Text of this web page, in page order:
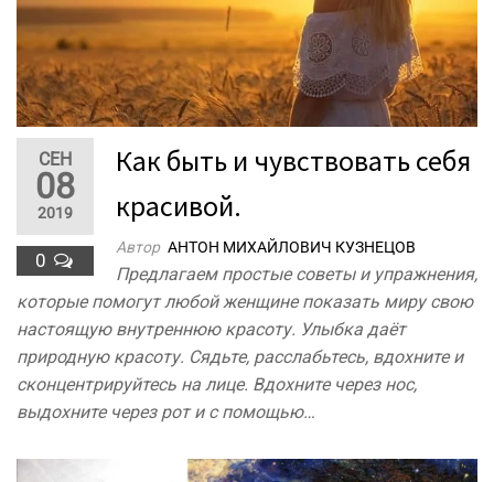
СЕН
08
2019
0
Как быть и чувствовать себя
красивой.
Автор АНТОН МИХАЙЛОВИЧ КУЗНЕЦОВ
Предлагаем простые советы и упражнения,
которые помогут любой женщине показать миру свою
настоящую внутреннюю красоту. Улыбка даёт
природную красоту. Сядьте, расслабьтесь, вдохните и
сконцентрируйтесь на лице. Вдохните через нос,
выдохните через рот и с помощью…